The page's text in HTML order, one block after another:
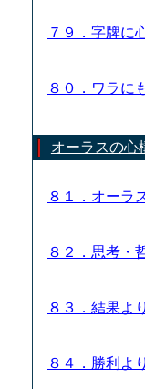
７９．字牌に
８０．ワラに
オーラスの心
８１．オーラ
８２．思考・
８３．結果よ
８４．勝利よ